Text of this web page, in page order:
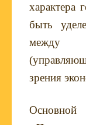
характера
быть
между
зрения